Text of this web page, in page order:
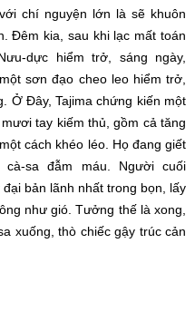
chí nguyện lớn là sẽ khuôn
Đêm kia, sau khi lạc mất toán
dực hiểm trở , sáng ngày,
sơn đạo cheo leo hiểm trở
Ở Đây, Tajimachứng kiến một
tay kiếm thủ, gồm cả tăng
một cách khéo léo. Họ đang giết
cà-sa đẫm máu. Ngườicuối
đại bản lãnh nhất trong bọn, lấy
như gió. Tưởng thế là xong,
xuống , thò chiếc gậy trúc cản